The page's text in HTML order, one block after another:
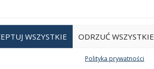
WSZYSTKIE ODRZUĆ WSZYSTKIE
Polityka prywatności